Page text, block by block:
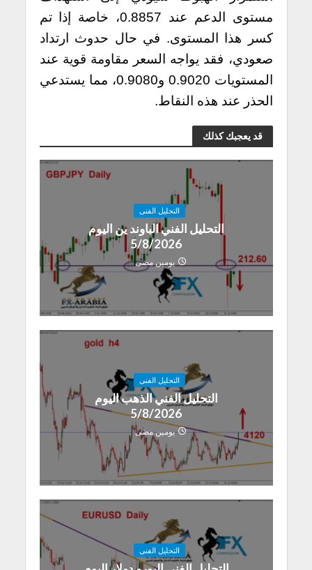
مستوى الدعم عند 0.8857، خاصة إذا تم
كسر هذا المستوى. في حال حدوث ارتداد
صعودي، فقد يواجه السعر مقاومة قوية عند
المستويات 0.9020 و0.9080، مما يستدعي
الحذر عند هذه النقاط.
قد يعجبك كذلك
التحليل الفنى
التحليل الفني الباوند ين اليوم
5/8/2026
يومين مضى
التحليل الفنى
التحليل الفني الذهب اليوم
5/8/2026
يومين مضى
التحليل الفنى